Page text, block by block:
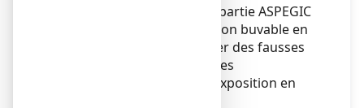
En effet, les AINS, dont fait partie ASPEGIC
500 mg, poudre pour solution buvable en
peuvent causer des fausses
couches et pour certains, des
malformations après une exposition en